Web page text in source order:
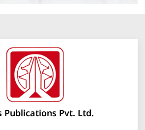
Publications Pvt. Ltd.